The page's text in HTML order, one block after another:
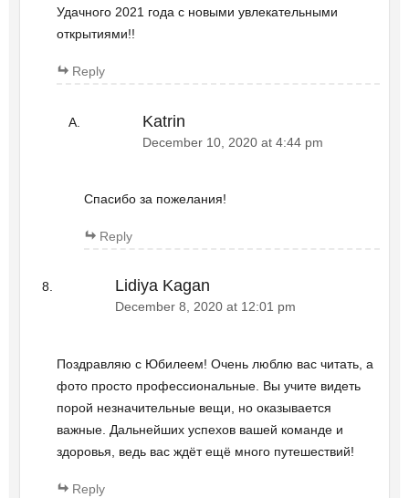
Удачного 2021 года с новыми увлекательными
открытиями!!
Reply
Katrin
December 10, 2020 at 4:44 pm
Спасибо за пожелания!
Reply
Lidiya Kagan
December 8, 2020 at 12:01 pm
Поздравляю с Юбилеем! Очень люблю вас читать, а
фото просто профессиональные. Вы учите видеть
порой незначительные вещи, но оказывается
важные. Дальнейших успехов вашей команде и
здоровья, ведь вас ждёт ещё много путешествий!
Reply